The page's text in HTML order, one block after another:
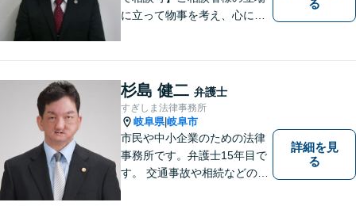
に立って物事を考え、心に寄
決への第一歩です。小さな問
題から大きな問題まで、お気
軽にご相談ください。
る
杉島 健二 弁護士
すぎしま法律事務所
岐阜県|岐阜市
市民や中小企業のための法律
事務所です。弁護士15年目で
す。 交通事故や相続などの相
詳細を見
る